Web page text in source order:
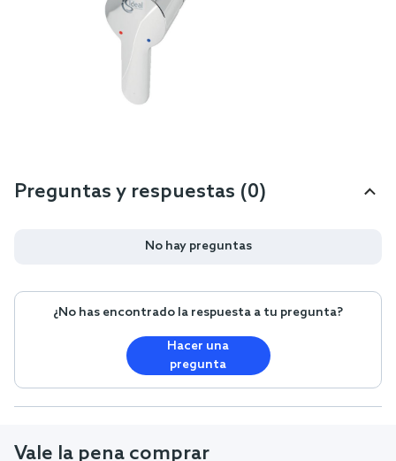
Preguntas y respuestas (0)
No hay preguntas
¿No has encontrado la respuesta a tu pregunta?
Hacer una
pregunta
Vale la pena comprar